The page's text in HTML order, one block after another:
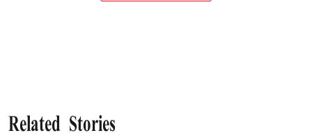
Related Stories